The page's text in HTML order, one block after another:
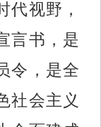
代视野，
言书，是
令，是全
社会主义